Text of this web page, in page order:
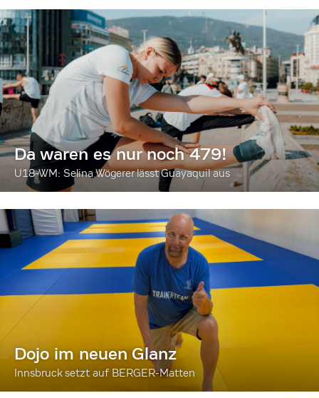
Da waren es nur noch 479!
U18-WM: Selina Wögerer lässt Guayaquil aus
Dojo im neuen Glanz
Innsbruck setzt auf BERGER-Matten